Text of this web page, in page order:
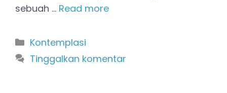
sebuah … Read more
Kategori
Kontemplasi
Tinggalkan komentar